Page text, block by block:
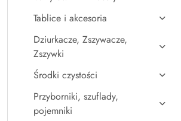
Tablice i akcesoria
Dziurkacze, Zszywacze,
Zszywki
Środki czystości
Przyborniki, szuflady,
pojemniki